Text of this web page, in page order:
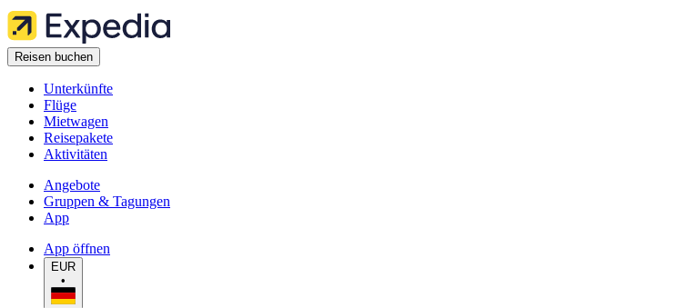
Reisen buchen
Unterkünfte
Flüge
Mietwagen
Reisepakete
Aktivitäten
Angebote
Gruppen & Tagungen
App
App öffnen
EUR
•